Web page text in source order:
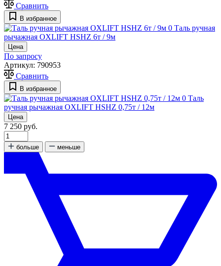
Сравнить
В избранное
0 Таль ручная
рычажная OXLIFT HSHZ 6т / 9м
Цена
По запросу
Артикул: 790953
Сравнить
В избранное
0 Таль
ручная рычажная OXLIFT HSHZ 0,75т / 12м
Цена
7 250 руб.
больше меньше